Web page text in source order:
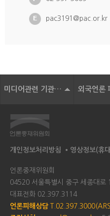
pac3191@pac.or.kr
미디어관련 기관 및 단체
개인정보처리방침 영상정보(휴
언론중재위원회
04520 서울특별시 중구 세종대로
대표전화 02.397.3114
언론피해상담